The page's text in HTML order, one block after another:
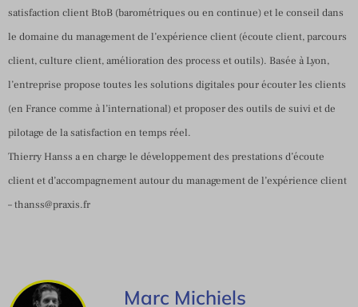
satisfaction client BtoB (barométriques ou en continue) et le conseil dans
le domaine du management de l’expérience client (écoute client, parcours
client, culture client, amélioration des process et outils). Basée à Lyon,
l’entreprise propose toutes les solutions digitales pour écouter les clients
(en France comme à l’international) et proposer des outils de suivi et de
pilotage de la satisfaction en temps réel.
Thierry Hanss a en charge le développement des prestations d’écoute
client et d’accompagnement autour du management de l’expérience client
–thanss@praxis.fr
Marc Michiels